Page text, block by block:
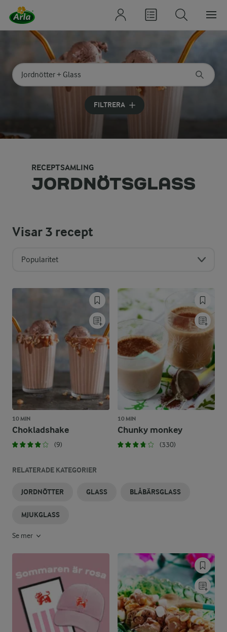
Sök på kategori eller ingrediens
Skriv in sökord för att få förslag
FILTRERA
RECEPTSAMLING
JORDNÖTSGLASS
Visar3 recept
Popularitet
10 MIN
Chokladshake
(9)
10 MIN
Chunky monkey
(330)
RELATERADE KATEGORIER
JORDNÖTTER GLASS BLÅBÄRSGLASS
MJUKGLASS
Se mer